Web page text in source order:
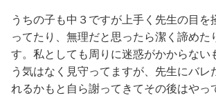
うちの子も中３ですが上手く先生の目を
ってたり、無理だと思ったら潔く諦めた
す。私としても周りに迷惑がかからない
う気はなく見守ってますが、先生にバレ
れるかもと自ら謝ってきてその後はやっ